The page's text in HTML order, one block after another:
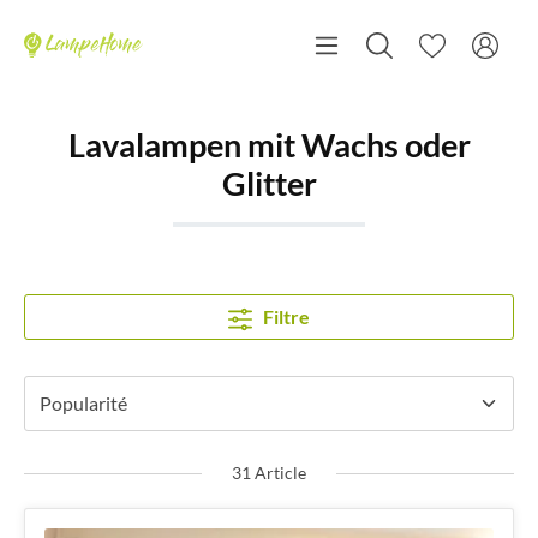
Lavalampen mit Wachs oder
Glitter
Filtre
31 Article